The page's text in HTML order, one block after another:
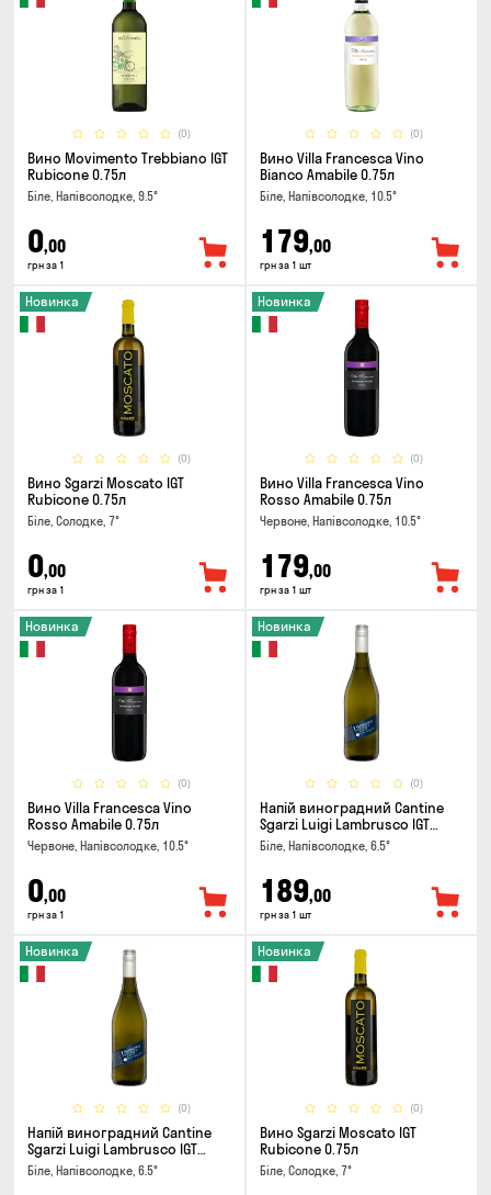
(0)
Вино Movimento Trebbiano IGT
Rubicone 0.75л
Біле, Напівсолодке, 9.5°
0,00
грн за 1
(0)
Вино Villa Francesca Vino
Bianco Amabile 0.75л
Біле, Напівсолодке, 10.5°
179,00
грн за 1 шт
(0)
Новинка
Вино Sgarzi Moscato IGT
Rubicone 0.75л
Біле, Солодке, 7°
0,00
грн за 1
(0)
Новинка
Вино Villa Francesca Vino
Rosso Amabile 0.75л
Червоне, Напівсолодке, 10.5°
179,00
грн за 1 шт
(0)
Новинка
Вино Villa Francesca Vino
Rosso Amabile 0.75л
Червоне, Напівсолодке, 10.5°
0,00
грн за 1
(0)
Новинка
Напій виноградний Cantine
Sgarzi Luigi Lambrusco IGT
Emilia Bianca Frizziante 0.75л
Біле, Напівсолодке, 6.5°
189,00
грн за 1 шт
(0)
Новинка
Напій виноградний Cantine
Sgarzi Luigi Lambrusco IGT
Emilia Bianca Frizziante 0.75л
Біле, Напівсолодке, 6.5°
(0)
Новинка
Вино Sgarzi Moscato IGT
Rubicone 0.75л
Біле, Солодке, 7°